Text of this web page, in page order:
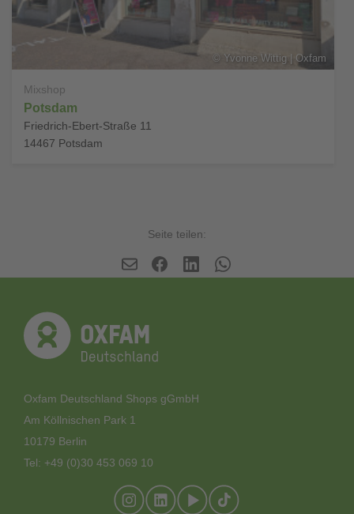
© Yvonne Wittig | Oxfam
Mixshop
Potsdam
Friedrich-Ebert-Straße 11
14467 Potsdam
Seite teilen:
Oxfam Deutschland Shops gGmbH
Am Köllnischen Park 1
10179 Berlin
Tel: +49 (0)30 453 069 10